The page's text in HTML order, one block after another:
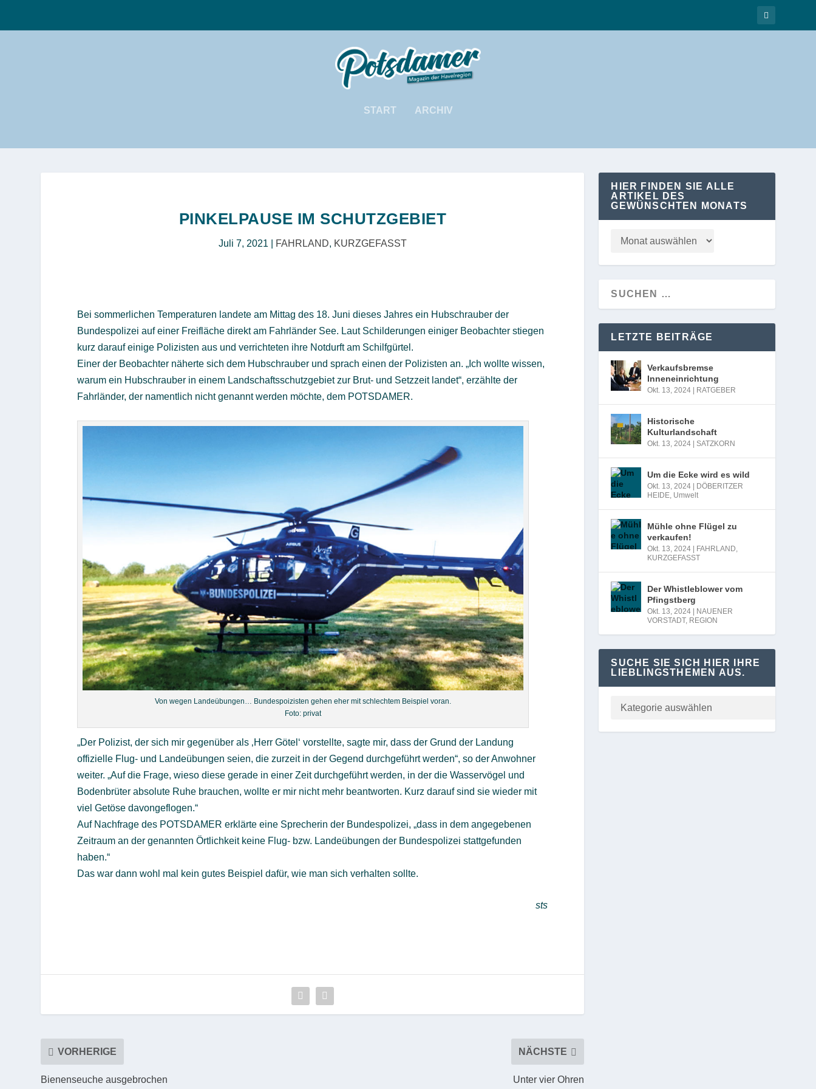
START ARCHIV
PINKELPAUSE IM SCHUTZGEBIET
Juli 7, 2021 FAHRLAND, KURZGEFASST
Bei sommerlichen Temperaturen landete am Mittag des 18. Juni dieses Jahres ein Hubschrauber der
Bundespolizei auf einer Freifläche direkt am Fahrländer See. Laut Schilderungen einiger Beobachter stiegen
kurz darauf einige Polizisten aus und verrichteten ihre Notdurft am Schilfgürtel.
Einer der Beobachter näherte sich dem Hubschrauber und sprach einen der Polizisten an. „Ich wollte wissen,
warum ein Hubschrauber in einem Landschaftsschutzgebiet zur Brut- und Setzzeit landet“, erzählte der
Fahrländer, der namentlich nicht genannt werden möchte, dem POTSDAMER.
Von wegen Landeübungen… Bundespoizisten gehen eher mit schlechtem Beispiel voran.
Foto: privat
„Der Polizist, der sich mir gegenüber als ‚Herr Götel‘ vorstellte, sagte mir, dass der Grund der Landung
offizielle Flug- und Landeübungen seien, die zurzeit in der Gegend durchgeführt werden“, so der Anwohner
weiter. „Auf die Frage, wieso diese gerade in einer Zeit durchgeführt werden, in der die Wasservögel und
Bodenbrüter absolute Ruhe brauchen, wollte er mir nicht mehr beantworten. Kurz darauf sind sie wieder mit
viel Getöse davongeflogen.“
Auf Nachfrage des POTSDAMER erklärte eine Sprecherin der Bundespolizei, „dass in dem angegebenen
Zeitraum an der genannten Örtlichkeit keine Flug- bzw. Landeübungen der Bundespolizei stattgefunden
haben.“
Das war dann wohl mal kein gutes Beispiel dafür, wie man sich verhalten sollte.
sts
VORHERIGE
Bienenseuche ausgebrochen
NÄCHSTE
Unter vier Ohren
HIER FINDEN SIE ALLE
ARTIKEL DES
GEWÜNSCHTEN MONATS
LETZTE BEITRÄGE
Verkaufsbremse
Inneneinrichtung
Okt. 13, 2024 RATGEBER
Historische
Kulturlandschaft
Okt. 13, 2024 |SATZKORN
Um die Ecke wird es wild
Okt. 13, 2024
DÖBERITZER
HEIDE, Umwelt
Mühle ohne Flügel zu
verkaufen!
Okt. 13, 2024 FAHRLAND,
KURZGEFASST
Der Whistleblower vom
Pfingstberg
Okt. 13, 2024
NAUENER
VORSTADT, REGION
SUCHE SIE SICH HIER IHRE
LIEBLINGSTHEMEN AUS.